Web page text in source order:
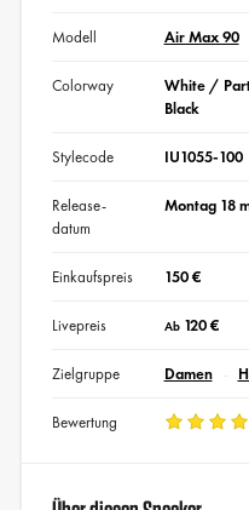
Modell Air Max 90
Colorway
White /
Black
Stylecode IU1055-100
Release-
datum
Montag 18
Einkaufspreis 150 €
Livepreis Ab120 €
Zielgruppe Damen
Bewertung